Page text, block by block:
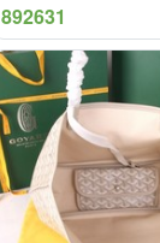
892631